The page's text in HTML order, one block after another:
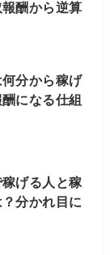
酬から逆算
分から稼げ
になる仕組
げる人と稼
分かれ目に